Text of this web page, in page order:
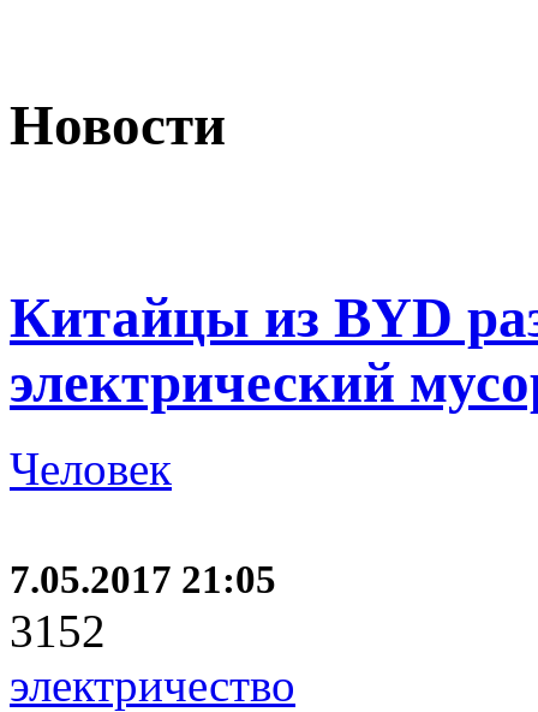
Новости
Китайцы из BYD
электрический
Человек
7.05.2017 21:05
3152
электричество